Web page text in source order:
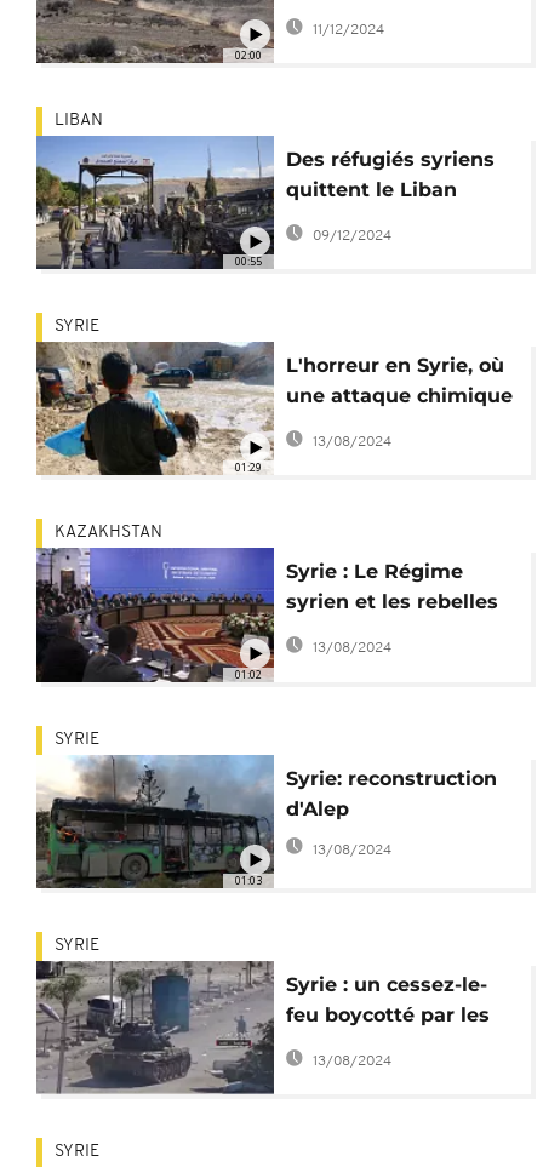
02:00
marque-t-elle la fin du
chaos ?
11/12/2024
00:55
LIBAN
Des réfugiés syriens
quittent le Liban
après la chute de
Bachar al-Assad
09/12/2024
01:29
SYRIE
L'horreur en Syrie, où
une attaque chimique
a fait au moins 72
13/08/2024
01:02
KAZAKHSTAN
Syrie : Le Régime
syrien et les rebelles
négocient la paix à
13/08/2024
01:03
SYRIE
Syrie: reconstruction
d'Alep
13/08/2024
SYRIE
Syrie : un cessez-le-
feu boycotté par les
rebelles
13/08/2024
SYRIE